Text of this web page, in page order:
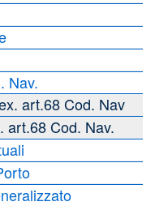
Nav.
art.68 Cod. Nav
art.68 Cod. Nav.